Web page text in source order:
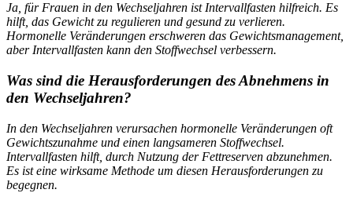
Ja, für Frauen in den Wechseljahren ist Intervallfasten hilfreich. Es
hilft, das Gewicht zu regulieren und gesund zu verlieren.
Hormonelle Veränderungen erschweren das Gewichtsmanagement,
aber Intervallfasten kann den Stoffwechsel verbessern.
Was sind die Herausforderungen des Abnehmens in
den Wechseljahren?
In den Wechseljahren verursachen hormonelle Veränderungen oft
Gewichtszunahme und einen langsameren Stoffwechsel.
Intervallfasten hilft, durch Nutzung der Fettreserven abzunehmen.
Es ist eine wirksame Methode um diesen Herausforderungen zu
begegnen.